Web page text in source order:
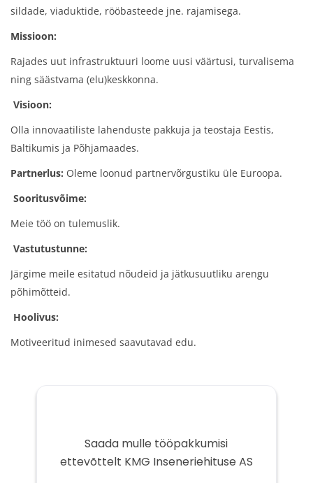
sildade, viaduktide, rööbasteede jne. rajamisega.
Missioon:
Rajades uut infrastruktuuri loome uusi väärtusi, turvalisema
ning säästvama (elu)keskkonna.
Visioon:
Olla innovaatiliste lahenduste pakkuja ja teostaja Eestis,
Baltikumis ja Põhjamaades.
Partnerlus: Oleme loonud partnervõrgustiku üle Euroopa.
Sooritusvõime:
Meie töö on tulemuslik.
Vastutustunne:
Järgime meile esitatud nõudeid ja jätkusuutliku arengu
põhimõtteid.
Hoolivus:
Motiveeritud inimesed saavutavad edu.
Saada mulle tööpakkumisi
ettevõttelt KMG Inseneriehituse AS